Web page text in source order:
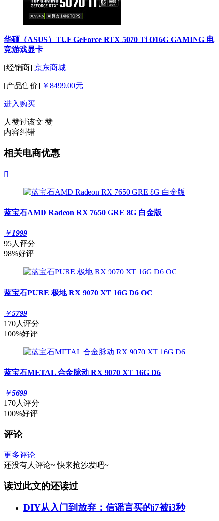
华硕（ASUS）TUF GeForce RTX 5070 Ti O16G GAMING 电
竞游戏显卡
[经销商] 京东商城
[产品售价] ￥8499.00元
进入购买
人赞过该文 赞
内容纠错
相关电商优惠

蓝宝石AMD Radeon RX 7650 GRE 8G 白金版
￥1999
95人评分
98%好评
蓝宝石PURE 极地 RX 9070 XT 16G D6 OC
￥5799
170人评分
100%好评
蓝宝石METAL 合金脉动 RX 9070 XT 16G D6
￥5699
170人评分
100%好评
评论
更多评论
还没有人评论~ 快来抢沙发吧~
读过此文的还读过
DIY从入门到放弃：信谣言买的i7被i3秒